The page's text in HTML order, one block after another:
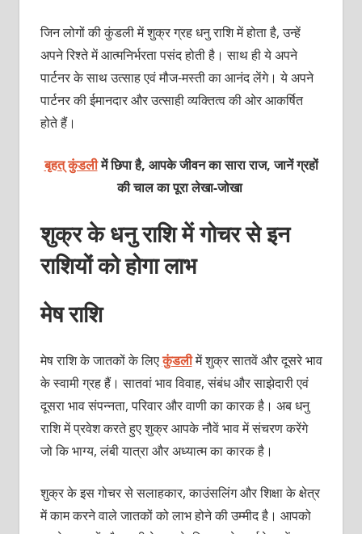
जिन लोगों की कुंडली में शुक्र ग्रह धनु राशि में होता है, उन्‍हें
अपने रिश्‍ते में आत्‍मनिर्भरता पसंद होती है। साथ ही ये अपने
पार्टनर के साथ उत्‍साह एवं मौज-मस्‍ती का आनंद लेंगे। ये अपने
पार्टनर की ईमानदार और उत्‍साही व्‍यक्‍तित्‍व की ओर आकर्षित
होते हैं।
बृहत् कुंडलीमें छिपा है, आपके जीवन का सारा राज, जानें ग्रहों
की चाल का पूरा लेखा-जोखा
शुक्र के धनु राशि में गोचर से इन
राशियों को होगा लाभ
मेष राशि
मेष राशि के जातकों के लिएकुंडलीमें शुक्र सातवें और दूसरे भाव
के स्‍वामी ग्रह हैं। सातवां भाव विवाह, संबंध और साझेदारी एवं
दूसरा भाव संपन्‍नता, परिवार और वाणी का कारक है। अब धनु
राशि में प्रवेश करते हुए शुक्र आपके नौवें भाव में संचरण करेंगे
जो कि भाग्‍य, लंबी यात्रा और अध्‍यात्‍म का कारक है।
शुक्र के इस गोचर से सलाहकार, काउंसलिंग और शिक्षा के क्षेत्र
में काम करने वाले जातकों को लाभ होने की उम्‍मीद है। आपको